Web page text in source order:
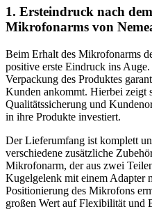
1. Ersteindruck nach
Mikrofonarms von
Beim Erhalt des Mikrofonarms
positive erste Eindruck ins
Verpackung des Produktes
Kunden ankommt. Hierbei zeigt
Qualitätssicherung und
in ihre Produkte investiert.
Der Lieferumfang ist komplett
verschiedene zusätzliche
Mikrofonarm, der aus zwei
Kugelgelenk mit einem Adapter
Positionierung des Mikrofons
großen Wert auf Flexibilität und